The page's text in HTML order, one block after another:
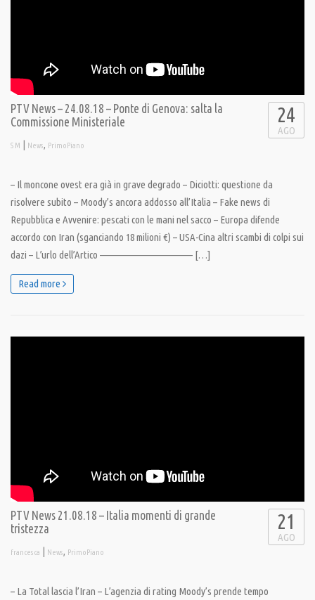
PTV News – 24.08.18 – Ponte di Genova: salta la
Commissione Ministeriale
S M | News, PrimoPiano
24
AGO
– Il moncone ovest era già in grave degrado – Diciotti: questione da
risolvere subito – Moody’s ancora addosso all’Italia – Fake news di
Repubblica e Avvenire: pescati con le mani nel sacco – Europa difende
accordo con Iran (sganciando 18 milioni €) – USA-Cina altri scambi di colpi sui
dazi – L’urlo dell’Artico ———————————— […]
Read more
PTV News 21.08.18 – Italia momenti di grande
tristezza
francesca | News, PrimoPiano
21
AGO
– La Total lascia l’Iran – L’agenzia di rating Moody’s prende tempo